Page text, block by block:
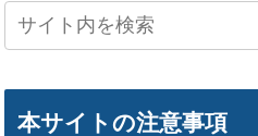
本サイトの注意事項